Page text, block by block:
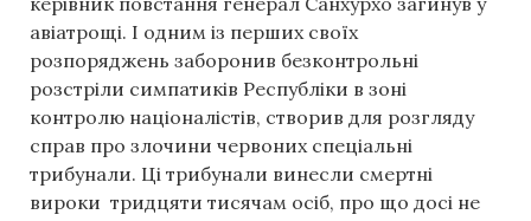
авіатрощі. І одним із перших своїх
розпоряджень заборонив безконтрольні
розстріли симпатиків Республіки в зоні
контролю націоналістів, створив для розгляду
справ про злочини червоних спеціальні
трибунали. Ці трибунали винесли смертні
вироки тридцяти тисячам осіб, про що досі не